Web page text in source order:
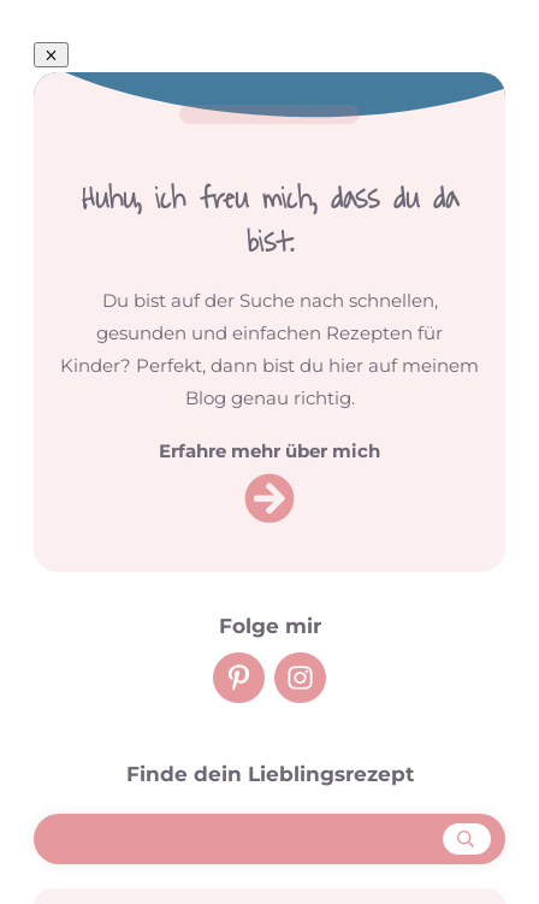
Huhu,ich freu mich, dass du da
bist.
Du bist auf der Suche nach schnellen,
gesunden und einfachen Rezepten für
Kinder? Perfekt, dann bist du hier auf meinem
Blog genau richtig.
Erfahre mehr über mich
Folge mir
Finde dein Lieblingsrezept